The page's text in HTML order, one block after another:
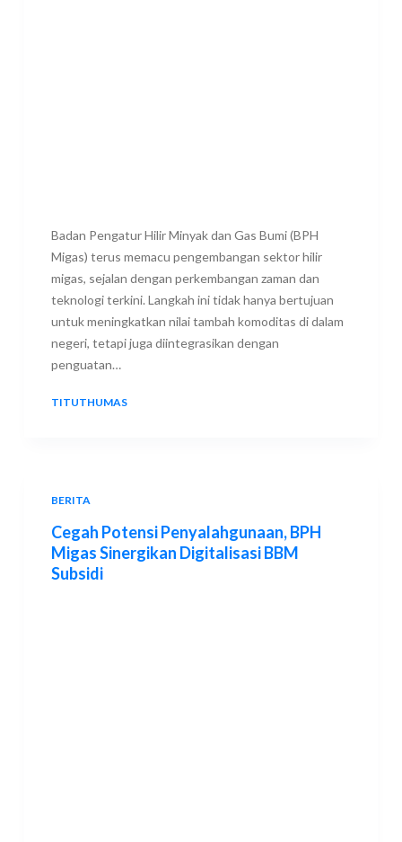
Badan Pengatur Hilir Minyak dan Gas Bumi (BPH
Migas) terus memacu pengembangan sektor hilir
migas, sejalan dengan perkembangan zaman dan
teknologi terkini. Langkah ini tidak hanya bertujuan
untuk meningkatkan nilai tambah komoditas di dalam
negeri, tetapi juga diintegrasikan dengan
penguatan…
TITUTHUMAS
BERITA
Cegah Potensi Penyalahgunaan, BPH
Migas Sinergikan Digitalisasi BBM
Subsidi